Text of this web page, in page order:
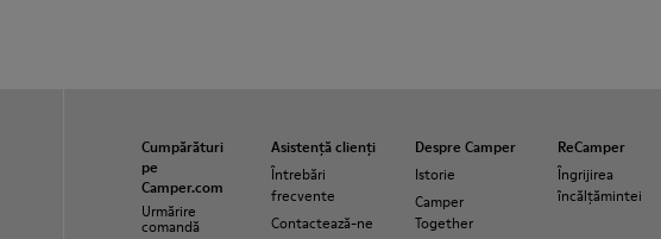
Cumpărături
pe
Camper.com
Urmărire
comandă
Asistență clienți
Întrebări
frecvente
Contactează-ne
Despre Camper
Istorie
Camper
Together
ReCamper
Îngrijirea
încălțămintei